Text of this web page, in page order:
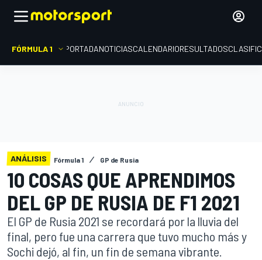
FÓRMULA 1 PORTADANOTICIASCALENDARIORESULTADOS
ANÁLISIS Fórmula 1 GP de Rusia
10 COSAS QUE APRENDIMOS
DEL GP DE RUSIA DE F1 2021
El GP de Rusia 2021 se recordará por la lluvia del
final, pero fue una carrera que tuvo mucho más y
Sochi dejó, al fin, un fin de semana vibrante.